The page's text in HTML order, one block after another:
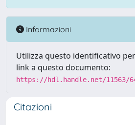
Informazioni
Utilizza questo identificativo
link a questo documento:
https://hdl.handle.net/11563/
Citazioni